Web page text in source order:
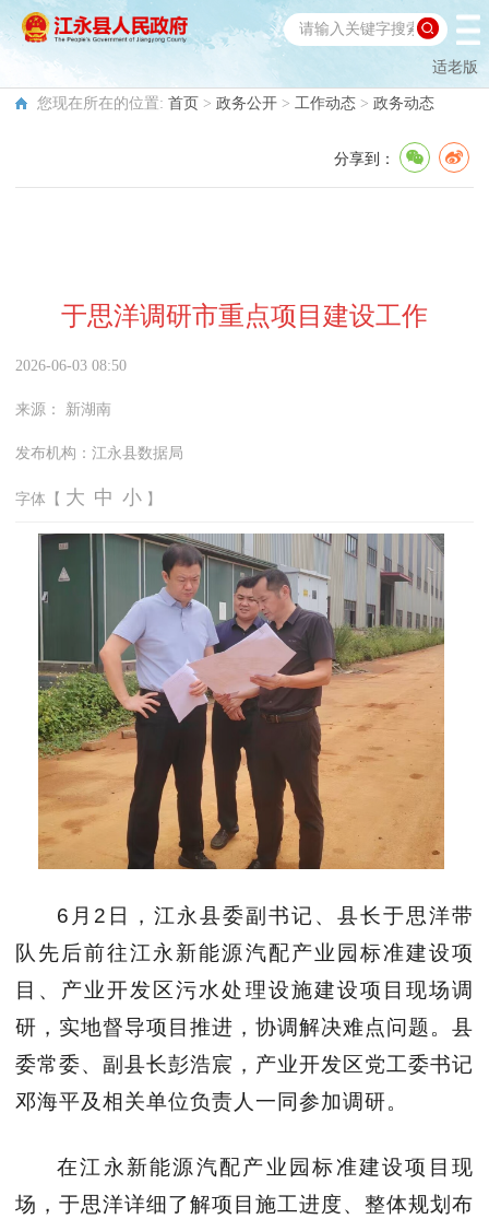
适老版
您现在所在的位置: 首页 > 政务公开 > 工作动态 > 政务动态
分享到：
于思洋调研市重点项目建设工作
2026-06-03 08:50
来源： 新湖南
发布机构： 江永县数据局
字体【 大 中 小 】
6 月 2 日，江永县委副书记、县长于思洋带
队先后前往江永新能源汽配产业园标准建设项
目、产业开发区污水处理设施建设项目现场调
研，实地督导项目推进，协调解决难点问题。县
委常委、副县长彭浩宸，产业开发区党工委书记
邓海平及相关单位负责人一同参加调研。
在江永新能源汽配产业园标准建设项目现
场，于思洋详细了解项目施工进度、整体规划布